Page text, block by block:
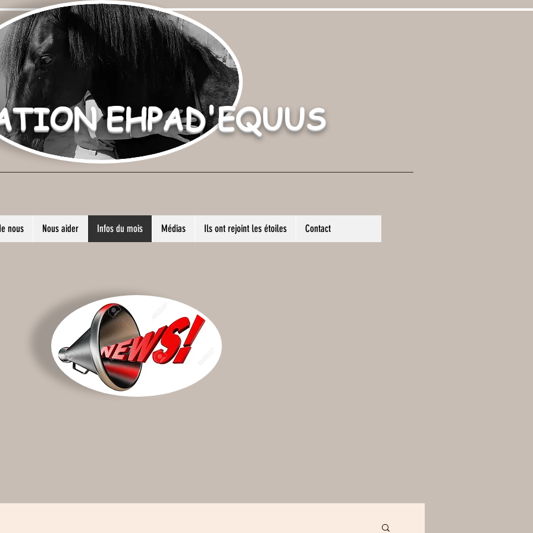
EHPAD'EQUUS
nous Nous aider Infos du mois Médias Ils ont rejoint les étoiles Contact